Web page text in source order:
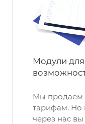
Модули
Мы продаем
тарифам. Но
через нас